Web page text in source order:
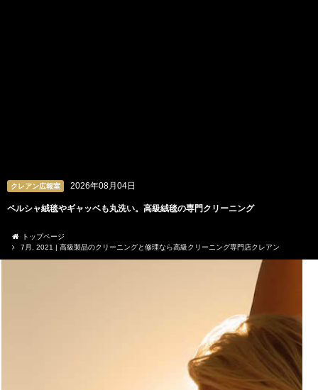
クレアン広報室 2026年08月03日
ビーズや羽根、チュールも。洗うのが難しいドレスの専門クリーニング
トップページ
7月, 2021 | 高級製品のクリーニングと修理なら高級クリーニング専門店クレアン